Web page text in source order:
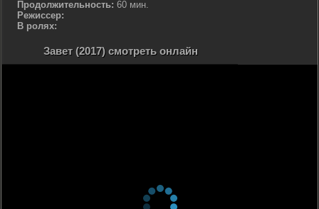
Продолжительность: 60 мин.
Режиссер:
В ролях:
Завет (2017) смотреть онлайн